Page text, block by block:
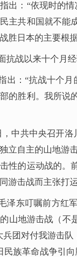
出：“依现时的
主共和国就不能
胜日本的主要根
抗战以来十个月
出：“抗战十个
的胜利。我所说
，中共中央召开
立自主的山地游
性的运动战的。
游击战而主张打
泽东叮嘱前方红
山地游击战（不
兵团对付我游击
民族革命战争引